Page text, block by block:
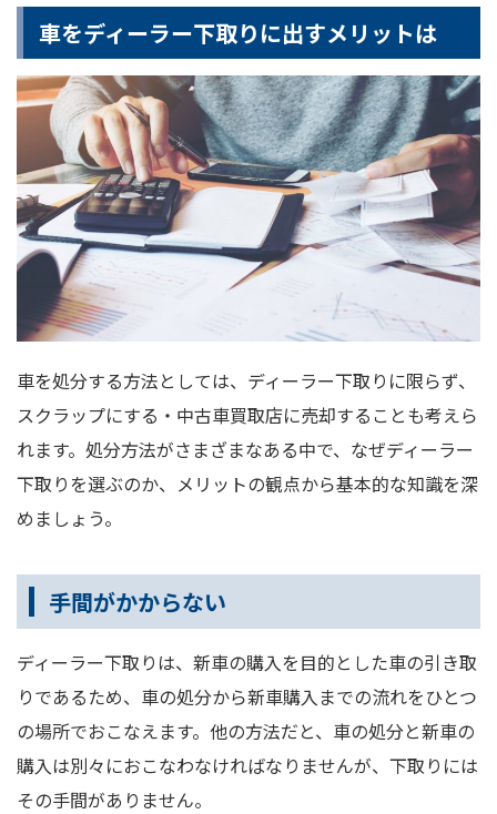
車をディーラー下取りに出すメリットは
車を処分する方法としては、ディーラー下取りに限らず、
スクラップにする・中古車買取店に売却することも考えら
れます。処分方法がさまざまなある中で、なぜディーラー
下取りを選ぶのか、メリットの観点から基本的な知識を深
めましょう。
手間がかからない
ディーラー下取りは、新車の購入を目的とした車の引き取
りであるため、車の処分から新車購入までの流れをひとつ
の場所でおこなえます。他の方法だと、車の処分と新車の
購入は別々におこなわなければなりませんが、下取りには
その手間がありません。